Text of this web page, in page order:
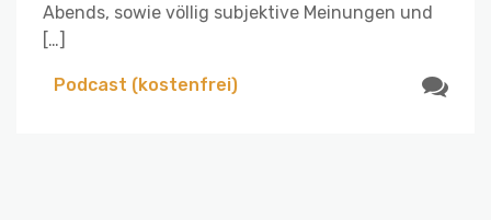
Abends, sowie völlig subjektive Meinungen und
[…]
Podcast (kostenfrei)